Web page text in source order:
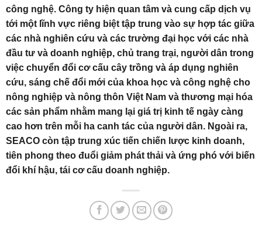
công nghệ. Công ty hiện quan tâm và cung cấp dịch vụ
tới một lĩnh vực riêng biệt tập trung vào sự hợp tác giữa
các nhà nghiên cứu và các trường đại học với các nhà
đầu tư và doanh nghiệp, chủ trang trại, người dân trong
việc chuyển đổi cơ cấu cây trồng và áp dụng nghiên
cứu, sáng chế đổi mới của khoa học và công nghệ cho
nông nghiệp và nông thôn Việt Nam và thương mại hóa
các sản phẩm nhằm mang lại giá trị kinh tế ngày càng
cao hơn trên mỗi ha canh tác của người dân. Ngoài ra,
SEACO còn tập trung xúc tiến chiến lược kinh doanh,
tiên phong theo đuổi giảm phát thải và ứng phó với biến
đổi khí hậu, tái cơ cấu doanh nghiệp.